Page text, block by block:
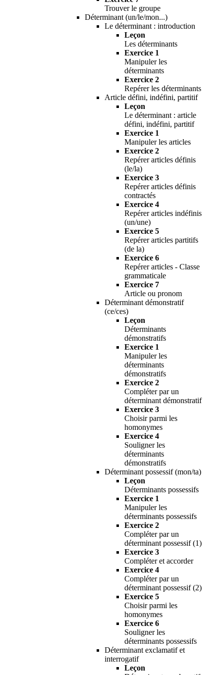
Trouver le groupe
Déterminant (un/le/mon...)
Le déterminant : introduction
Leçon
Les déterminants
Exercice 1
Manipuler les
déterminants
Exercice 2
Repérer les déterminants
Article défini, indéfini, partitif
Leçon
Le déterminant : article
défini, indéfini, partitif
Exercice 1
Manipuler les articles
Exercice 2
Repérer articles définis
(le/la)
Exercice 3
Repérer articles définis
contractés
Exercice 4
Repérer articles indéfinis
(un/une)
Exercice 5
Repérer articles partitifs
(de la)
Exercice 6
Repérer articles - Classe
grammaticale
Exercice 7
Article ou pronom
Déterminant démonstratif
(ce/ces)
Leçon
Déterminants
démonstratifs
Exercice 1
Manipuler les
déterminants
démonstratifs
Exercice 2
Compléter par un
déterminant démonstratif
Exercice 3
Choisir parmi les
homonymes
Exercice 4
Souligner les
déterminants
démonstratifs
Déterminant possessif (mon/ta)
Leçon
Déterminants possessifs
Exercice 1
Manipuler les
déterminants possessifs
Exercice 2
Compléter par un
déterminant possessif (1)
Exercice 3
Compléter et accorder
Exercice 4
Compléter par un
déterminant possessif (2)
Exercice 5
Choisir parmi les
homonymes
Exercice 6
Souligner les
déterminants possessifs
Déterminant exclamatif et
interrogatif
Leçon